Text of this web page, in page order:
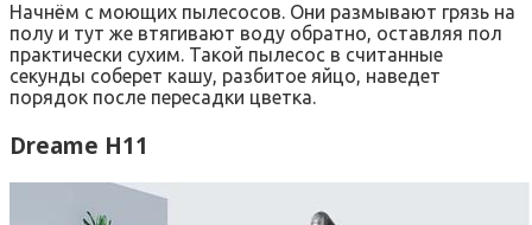
Начнём с моющих пылесосов. Они размывают грязь на
полу и тут же втягивают воду обратно, оставляя пол
практически сухим. Такой пылесос в считанные
секунды соберет кашу, разбитое яйцо, наведет
порядок после пересадки цветка.
Dreame H11